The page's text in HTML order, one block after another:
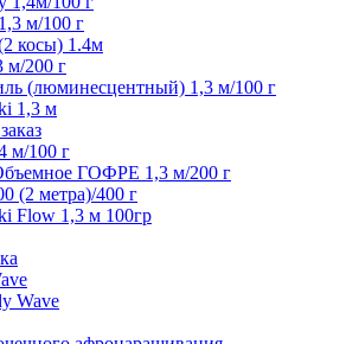
м/100 г
косы) 1.4м
м/200 г
(люминесцентный) 1,3 м/100 г
1,3 м
м/100 г
ГОФРЕ 1,3 м/200 г
(2 метра)/400 г
Flow 1,3 м 100гр
Wave